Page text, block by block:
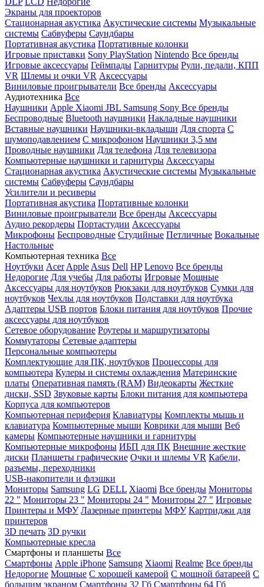
Экраны для проекторов
Стационарная акустика Акустические системы Музыкальные
системы Сабвуферы Саундбары
Портативная акустика Портативные колонки
Игровые приставки Sony PlayStation Nintendo Все бренды
Игровые аксессуары Геймпады Гарнитуры Рули, педали, КПП
VR Шлемы и очки VR Аксессуары
Виниловые проигрыватели Все бренды Аксессуары
Аудиотехника Все
Наушники Apple Xiaomi JBL Samsung Sony Все бренды
Беспроводные Bluetooth наушники Накладные наушники
Вставные наушники Наушники-вкладыши Для спорта С
шумоподавлением С микрофоном Наушники 3,5 мм
Проводные наушники Для телефона Для телевизора
Компьютерные наушники и гарнитуры Аксессуары
Стационарная акустика Акустические системы Музыкальные
системы Сабвуферы Саундбары
Усилители и ресиверы
Портативная акустика Портативные колонки
Виниловые проигрыватели Все бренды Аксессуары
Аудио рекордеры Портастудии Аксессуары
Микрофоны Беспроводные Студийные Петличные Вокальные
Настольные
Компьютерная техника Все
Ноутбуки Acer Apple Asus Dell HP Lenovo Все бренды
Недорогие Для учебы Для работы Игровые Мощные
Аксессуары для ноутбуков Рюкзаки для ноутбуков Сумки для
ноутбуков Чехлы для ноутбуков Подставки для ноутбука
Адаптеры USB портов Блоки питания для ноутбуков Прочие
аксессуары для ноутбуков
Сетевое оборудование Роутеры и маршрутизаторы
Коммутаторы Сетевые адаптеры
Персональные компьютеры
Комплектующие для ПК, ноутбуков Процессоры для
компьютера Кулеры и системы охлаждения Материнские
платы Оперативная память (RAM) Видеокарты Жесткие
диски, SSD Звуковые карты Блоки питания для компьютера
Корпуса для компьютеров
Компьютерная периферия Клавиатуры Комплекты мышь и
клавиатура Компьютерные мыши Коврики для мыши Веб
камеры Компьютерные наушники и гарнитуры
Компьютерные микрофоны ИБП для ПК Внешние жесткие
диски Планшеты графические Очки и шлемы VR Кабели,
разъемы, переходники
USB-накопители и флэшки
Мониторы Samsung LG DELL Xiaomi Все бренды Мониторы
22 " Мониторы 23 " Мониторы 24 " Мониторы 27 " Игровые
Принтеры и МФУ Лазерные принтеры МФУ Картриджи для
принтеров
3D печать 3D ручки
Компьютерные кресла
Смартфоны и планшеты Все
Смартфоны Apple iPhone Samsung Xiaomi Realme Все бренды
Недорогие Мощные С хорошей камерой С мощной батареей С
большим экраном Смартфоны 32 Гб Смартфоны 64 Гб